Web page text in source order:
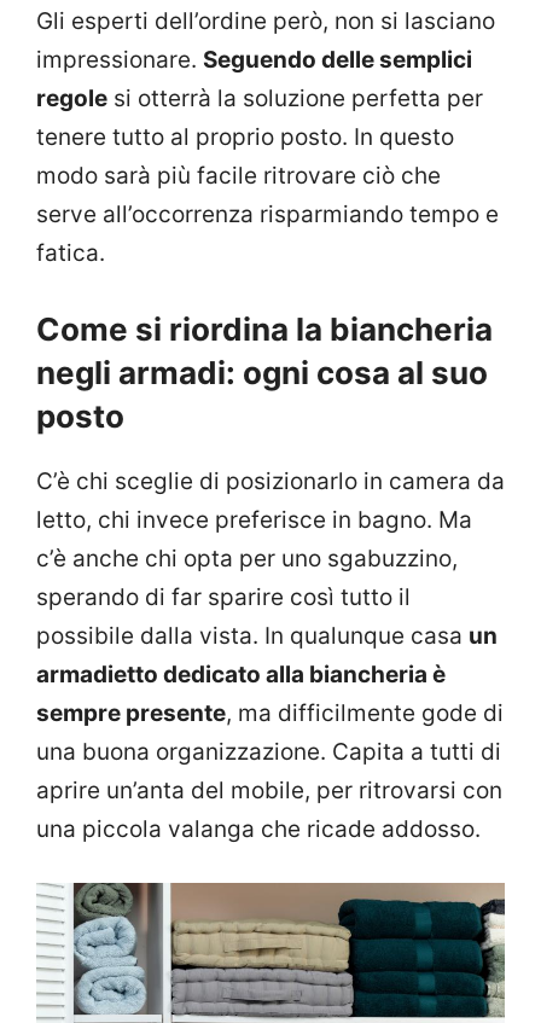
Gli esperti dell’ordine però, non si lasciano
impressionare. Seguendo delle semplici
regole si otterrà la soluzione perfetta per
tenere tutto al proprio posto. In questo
modo sarà più facile ritrovare ciò che
serve all’occorrenza risparmiando tempo e
fatica.
Come si riordina la biancheria
negli armadi: ogni cosa al suo
posto
C’è chi sceglie di posizionarlo in camera da
letto, chi invece preferisce in bagno. Ma
c’è anche chi opta per uno sgabuzzino,
sperando di far sparire così tutto il
possibile dalla vista. In qualunque casa un
armadietto dedicato alla biancheria è
sempre presente, ma difficilmente gode di
una buona organizzazione. Capita a tutti di
aprire un’anta del mobile, per ritrovarsi con
una piccola valanga che ricade addosso.